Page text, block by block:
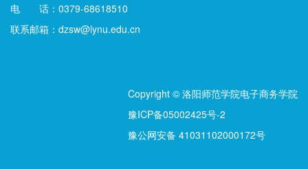
电 话：0379-68618510
联系邮箱：dzsw@lynu.edu.cn
Copyright © 洛阳师范学院电子商务学院
豫ICP备05002425号-2
豫公网安备 41031102000172号